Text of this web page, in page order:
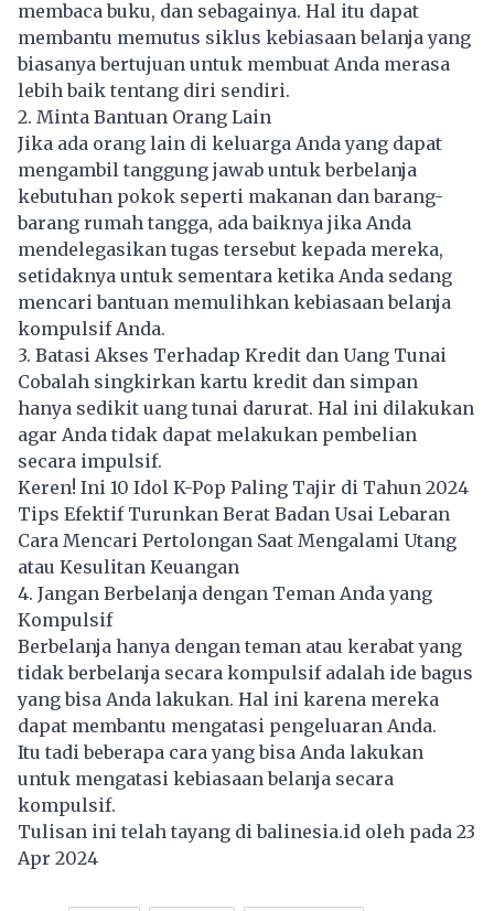
membaca buku, dan sebagainya. Hal itu dapat
membantu memutus siklus kebiasaan belanja yang
biasanya bertujuan untuk membuat Anda merasa
lebih baik tentang diri sendiri.
2. Minta Bantuan Orang Lain
Jika ada orang lain di keluarga Anda yang dapat
mengambil tanggung jawab untuk berbelanja
kebutuhan pokok seperti makanan dan barang-
barang rumah tangga, ada baiknya jika Anda
mendelegasikan tugas tersebut kepada mereka,
setidaknya untuk sementara ketika Anda sedang
mencari bantuan memulihkan kebiasaan belanja
kompulsif Anda.
3. Batasi Akses Terhadap Kredit dan Uang Tunai
Cobalah singkirkan kartu kredit dan simpan
hanya sedikit uang tunai darurat. Hal ini dilakukan
agar Anda tidak dapat melakukan pembelian
secara impulsif.
Keren! Ini 10 Idol K-Pop Paling Tajir di Tahun 2024
Tips Efektif Turunkan Berat Badan Usai Lebaran
Cara Mencari Pertolongan Saat Mengalami Utang
atau Kesulitan Keuangan
4. Jangan Berbelanja dengan Teman Anda yang
Kompulsif
Berbelanja hanya dengan teman atau kerabat yang
tidak berbelanja secara kompulsif adalah ide bagus
yang bisa Anda lakukan. Hal ini karena mereka
dapat membantu mengatasi pengeluaran Anda.
Itu tadi beberapa cara yang bisa Anda lakukan
untuk mengatasi kebiasaan belanja secara
kompulsif.
Tulisan ini telah tayang dibalinesia.id oleh pada 23
Apr 2024